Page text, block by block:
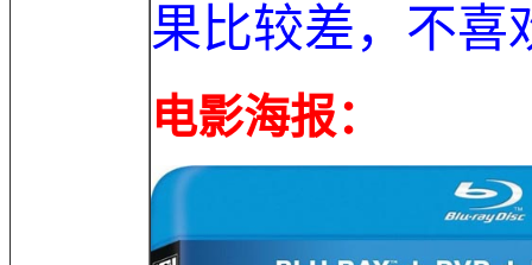
果比较差，不喜
电影海报：